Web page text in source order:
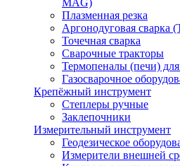
MAG)
Плазменная резка
Аргонодуговая сварка
Точечная сварка
Сварочные тракторы
Термопеналы (печи) для
Газосварочное
Крепёжный инструмент
Степлеры ручные
Заклепочники
Измерительный инструмент
Геодезическое
Измерители внешней